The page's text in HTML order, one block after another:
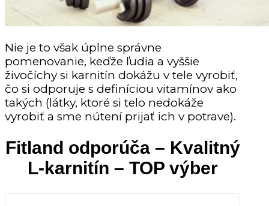
Nie je to však úplne správne
pomenovanie, keďže ľudia a vyššie
živočíchy si karnitín dokážu v tele vyrobiť,
čo si odporuje s definíciou vitamínov ako
takých (látky, ktoré si telo nedokáže
vyrobiť a sme nútení prijať ich v potrave).
Fitland odporúča – Kvalitný
L-karnitín – TOP výber